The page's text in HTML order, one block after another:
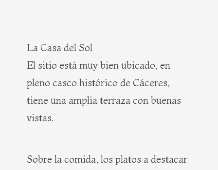
La Casa del Sol
El sitio está muy bien ubicado, en
pleno casco histórico de Cáceres,
tiene una amplia terraza con buenas
vistas.
Sobre la comida, los platos a destacar